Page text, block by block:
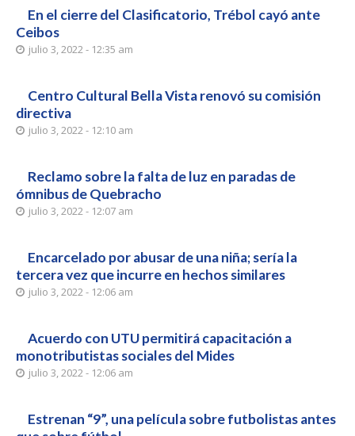
En el cierre del Clasificatorio, Trébol cayó ante
Ceibos
julio 3, 2022 - 12:35 am
Centro Cultural Bella Vista renovó su comisión
directiva
julio 3, 2022 - 12:10 am
Reclamo sobre la falta de luz en paradas de
ómnibus de Quebracho
julio 3, 2022 - 12:07 am
Encarcelado por abusar de una niña; sería la
tercera vez que incurre en hechos similares
julio 3, 2022 - 12:06 am
Acuerdo con UTU permitirá capacitación a
monotributistas sociales del Mides
julio 3, 2022 - 12:06 am
Estrenan “9”, una película sobre futbolistas antes